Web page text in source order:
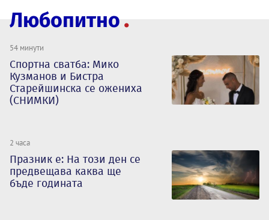
Любопитно
54 минути
Спортна сватба: Мико
Кузманов и Бистра
Старейшинска се ожениха
(СНИМКИ)
2 часа
Празник е: На този ден се
предвещава каква ще
бъде годината